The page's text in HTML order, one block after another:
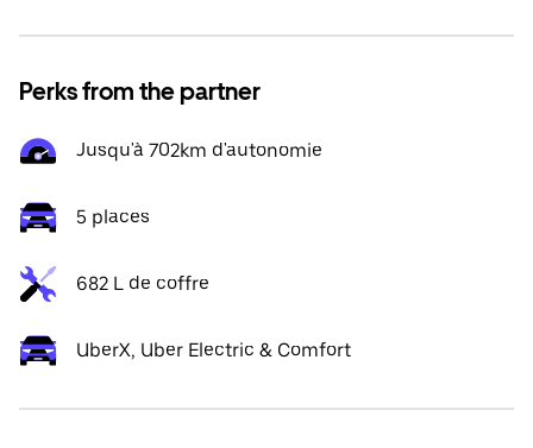
Perks from the partner
Jusqu'à 702km d'autonomie
5 places
682 L de coffre
UberX, Uber Electric & Comfort